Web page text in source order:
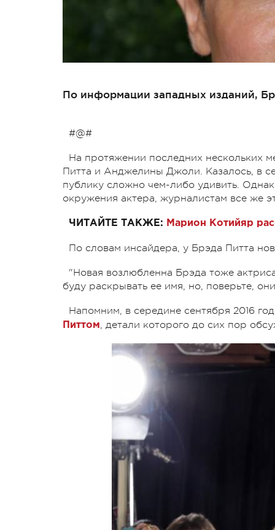
По информации западных изданий,
#@#
На протяжении последних нескольких
Питта и Анджелины Джоли. Казалось, в
публику сложно чем-либо удивить.
окружения актера, журналистам все же
ЧИТАЙТЕ ТАКЖЕ: Марион Котийяр
По словам инсайдера, у Брэда Питта
"Новая возлюбленна Брэда тоже
буду раскрывать ее имя, но, поверьте,
Напомним, в середине сентября 2016
Питтом, детали которого до сих пор